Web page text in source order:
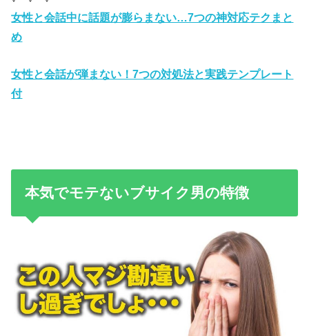
女性と会話中に話題が膨らまない…7つの神対応テクまと
め
女性と会話が弾まない！7つの対処法と実践テンプレート
付
本気でモテないブサイク男の特徴